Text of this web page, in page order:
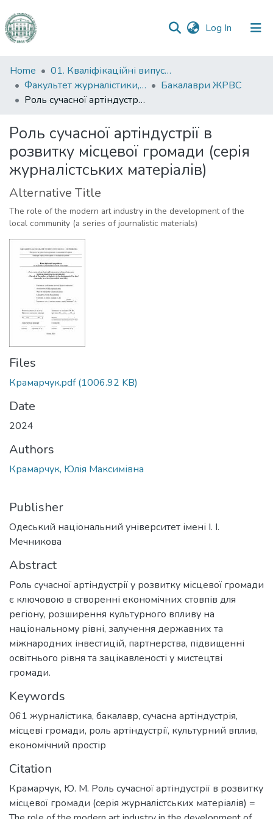
Log In (current)
Communities
&
Collections
Statistics
Home
01. Кваліфікаційні випускні роботи здобувачів вищої освіти
Факультет журналістики, реклами та видавничої справи
Бакалаври ЖРВС
Роль сучасної артіндустрії в розвитку місцевої громади (серія журналістських матеріалів)
Роль сучасної артіндустрії в
розвитку місцевої громади (серія
журналістських матеріалів)
Alternative Title
The role of the modern art industry in the development of the
local community (a series of journalistic materials)
Files
Крамарчук.pdf(1006.92 KB)
Date
2024
Authors
Крамарчук, Юлія Максимівна
Publisher
Одеський національний університет імені І. І.
Мечникова
Abstract
Роль сучасної артіндустрії у розвитку місцевої громади
є ключовою в створенні економічних стовпів для
регіону, розширення культурного впливу на
національному рівні, залучення державних та
міжнародних інвестицій, партнерства, підвищенні
освітнього рівня та зацікавленості у мистецтві
громади.
Keywords
061 журналістика, бакалавр, сучасна артіндустрія,
місцеві громади, роль артіндустрії, культурний вплив,
економічний простір
Citation
Крамарчук, Ю. М. Роль сучасної артіндустрії в розвитку
місцевої громади (серія журналістських матеріалів) =